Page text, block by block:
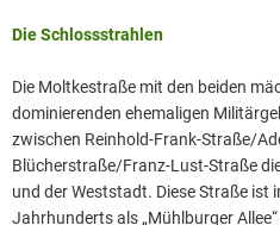
Die Schlossstrahlen
Die Moltkestraße mit den beiden
dominierenden ehemaligen
zwischen Reinhold-Frank-Straße/
Blücherstraße/Franz-Lust-Straße
und der Weststadt. Diese Straße ist
Jahrhunderts als „Mühlburger